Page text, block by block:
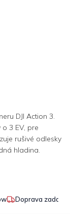
DJI Action 3.
3 EV, pre
rušivé odlesky
hladina.
Doprava